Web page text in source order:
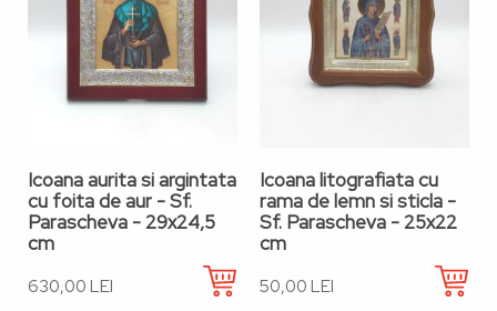
Icoana aurita si argintata
cu foita de aur - Sf.
Parascheva - 29x24,5
cm
630,00 LEI
Icoana litografiata cu
rama de lemn si sticla -
Sf. Parascheva - 25x22
cm
50,00 LEI